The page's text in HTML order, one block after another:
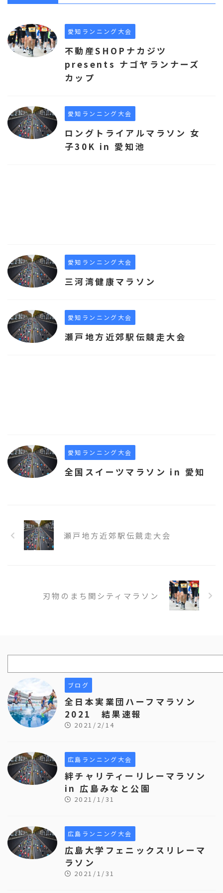
愛知ランニング大会
不動産SHOPナカジツ
presents ナゴヤランナーズ
カップ
愛知ランニング大会
ロングトライアルマラソン 女
子30K in 愛知池
愛知ランニング大会
三河湾健康マラソン
愛知ランニング大会
瀬戸地方近郊駅伝競走大会
愛知ランニング大会
全国スイーツマラソン in 愛知
瀬戸地方近郊駅伝競走大会
刃物のまち関シティマラソン
ブログ
全日本実業団ハーフマラソン
2021 結果速報
2021/2/14
広島ランニング大会
絆チャリティーリレーマラソン
in 広島みなと公園
2021/1/31
広島ランニング大会
広島大学フェニックスリレーマ
ラソン
2021/1/31